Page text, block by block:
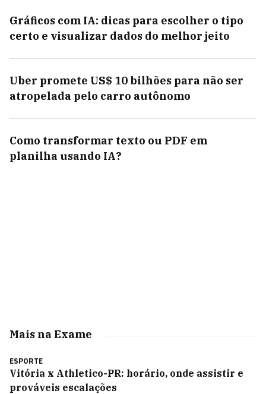
Gráficos com IA: dicas para escolher o tipo
certo e visualizar dados do melhor jeito
Uber promete US$ 10 bilhões para não ser
atropelada pelo carro autônomo
Como transformar texto ou PDF em
planilha usando IA?
Mais na Exame
ESPORTE
Vitória x Athletico-PR: horário, onde assistir e
prováveis escalações